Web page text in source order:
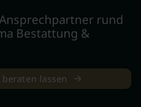
rund
Bestattung &
beraten lassen